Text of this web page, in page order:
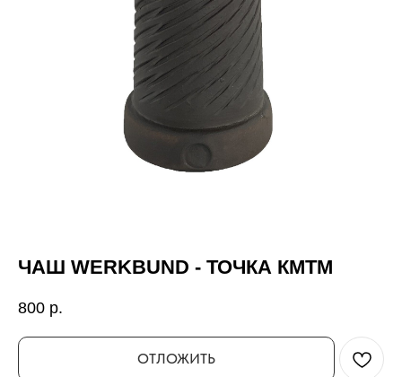
ЧАШ WERKBUND - ТОЧКА КМТМ
800 р.
ОТЛОЖИТЬ